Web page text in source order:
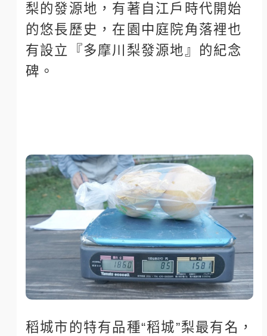
梨的發源地，有著自江戶時代開始
的悠長歷史，在園中庭院角落裡也
有設立『多摩川梨發源地』的紀念
碑。
稻城市的特有品種“稻城”梨最有名，